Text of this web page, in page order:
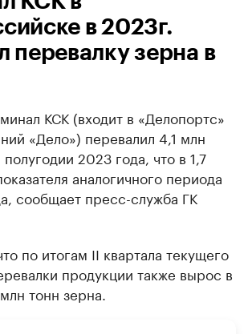
в 2023г.
перевалку зерна в
КСК (входит в «Делопортс»
«Дело») перевалил 4,1 млн
2023 года, что в 1,7
аналогичного периода
сообщает пресс-служба ГК
по итогам II квартала текущего
продукции также вырос в
тонн зерна.